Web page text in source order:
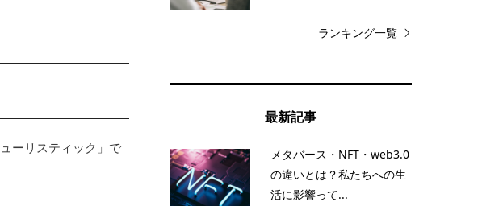
ーリスティック」で
ランキング一覧
最新記事
メタバース・NFT・web3.0
の違いとは？私たちへの生
活に影響って...